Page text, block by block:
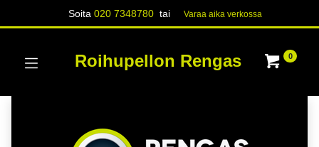
Soita020 7348780 tai Varaa aika verk​​​​ossa
Roihupellon Rengas 0